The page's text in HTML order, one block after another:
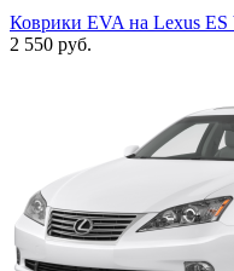
Коврики EVA на Lexus ES
2 550 руб.